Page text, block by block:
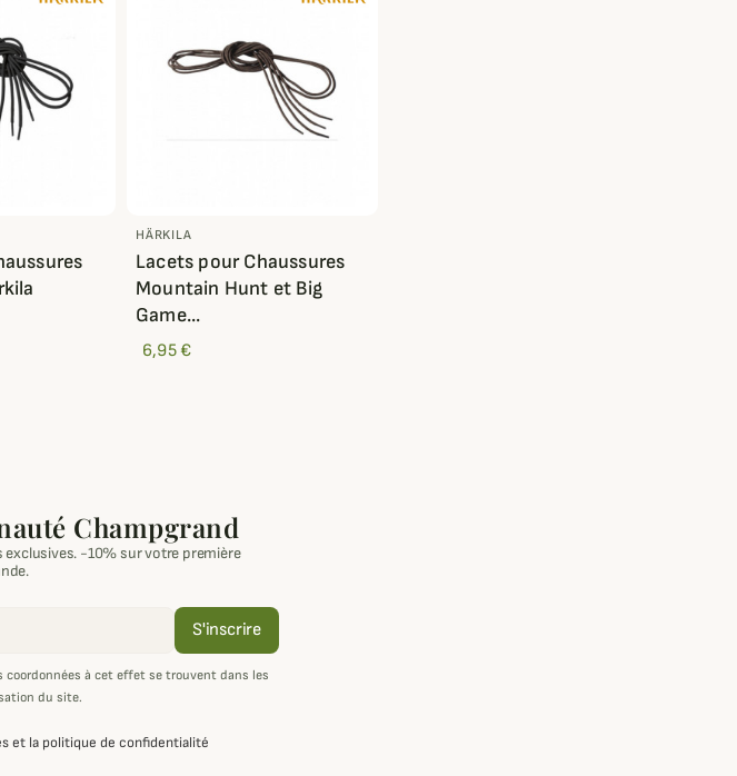
HÄRKILA
Lacets pour Chaussures
Mountain Hunt et Big
Game...
6,95 €
Champgrand
-10% sur votre première
S'inscrire
à cet effet se trouvent dans les
du site.
et la politique de confidentialité